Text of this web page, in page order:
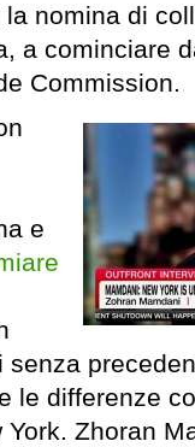
nomina di
a cominciare
Commission.
e
le differenze
Zhoran